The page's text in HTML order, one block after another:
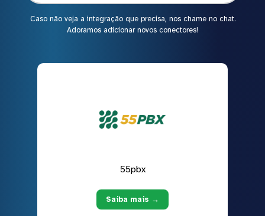
Caso não veja a integração que precisa, nos chame no chat.
Adoramos adicionar novos conectores!
55pbx
Saiba mais →